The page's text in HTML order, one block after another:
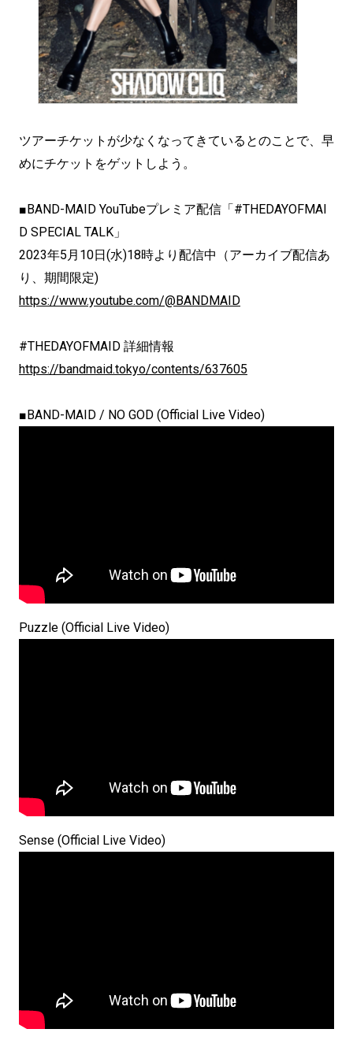
ツアーチケットが少なくなってきているとのことで、早
めにチケットをゲットしよう。
■BAND-MAID YouTubeプレミア配信「#THEDAYOFMAI
D SPECIAL TALK」
2023年5月10日(水)18時より配信中（アーカイブ配信あ
り、期間限定)
https://www.youtube.com/@BANDMAID
#THEDAYOFMAID 詳細情報
https://bandmaid.tokyo/contents/637605
■BAND-MAID / NO GOD (Official Live Video)
Puzzle (Official Live Video)
Sense (Official Live Video)